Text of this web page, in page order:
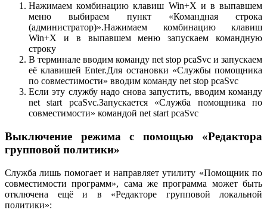
Нажимаем комбинацию клавиш Win+X и в выпавшем
меню выбираем пункт «Командная строка
(администратор)».Нажимаем комбинацию клавиш
Win+X и в выпавшем меню запускаем командную
строку
В терминале вводим команду net stop pcaSvc и запускаем
её клавишей Enter.Для остановки «Службы помощника
по совместимости» вводим команду net stop pcaSvc
Если эту службу надо снова запустить, вводим команду
net start pcaSvc.Запускается «Служба помощника по
совместимости» командой net start pcaSvc
Выключение режима с помощью «Редактора
групповой политики»
Служба лишь помогает и направляет утилиту «Помощник по
совместимости программ», сама же программа может быть
отключена ещё и в «Редакторе групповой локальной
политики»: